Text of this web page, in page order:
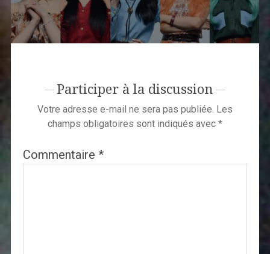
Participer à la discussion
Votre adresse e-mail ne sera pas publiée. Les
champs obligatoires sont indiqués avec *
Commentaire *